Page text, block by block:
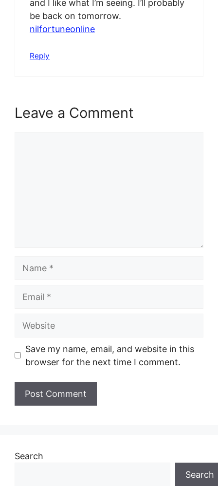
and I like what I’m seeing. I’ll probably
be back on tomorrow.
nilfortuneonline
Reply
Leave a Comment
Website
Save my name, email, and website in this
browser for the next time I comment.
Search
Search